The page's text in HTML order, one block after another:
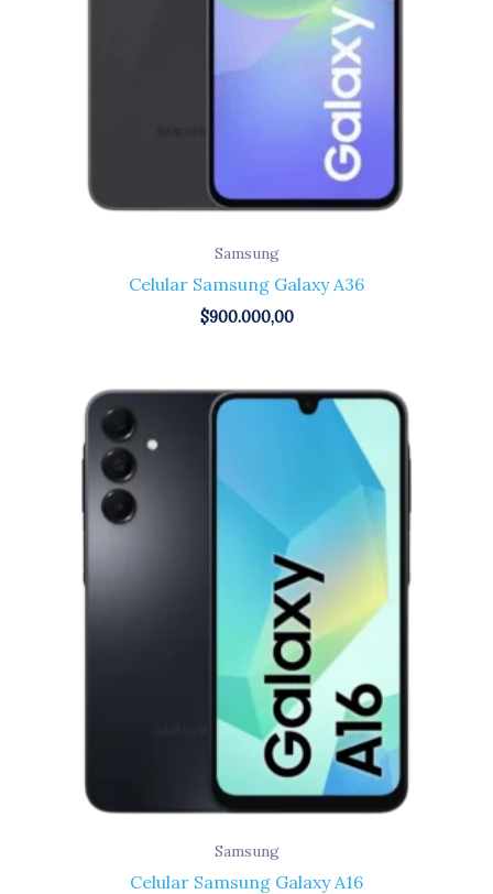
Samsung
Celular Samsung Galaxy A36
$900.000,00
Samsung
Celular Samsung Galaxy A16